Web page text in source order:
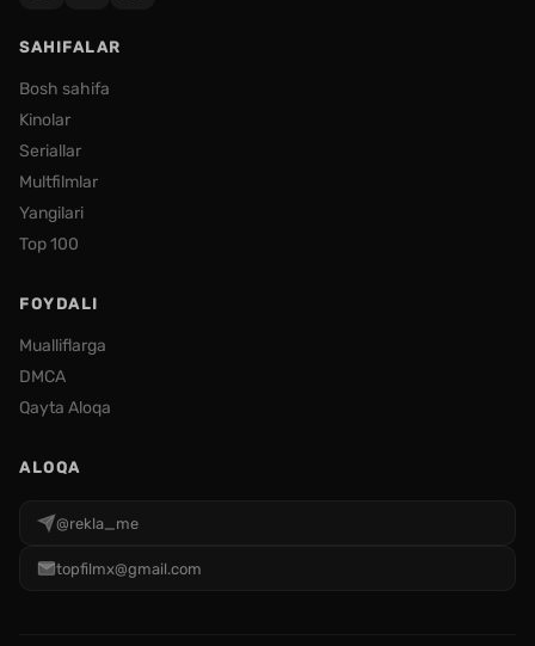
SAHIFALAR
Bosh sahifa
Kinolar
Seriallar
Multfilmlar
Yangilari
Top 100
FOYDALI
Mualliflarga
DMCA
Qayta Aloqa
ALOQA
@rekla_me
topfilmx@gmail.com